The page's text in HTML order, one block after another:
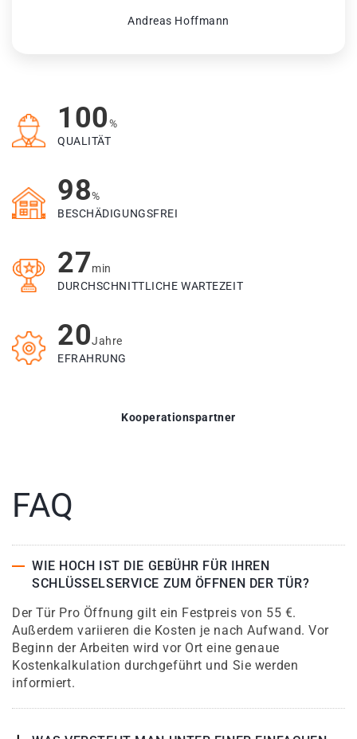
Andreas Hoffmann
100%
QUALITÄT
98%
BESCHÄDIGUNGSFREI
27min
DURCHSCHNITTLICHE WARTEZEIT
20Jahre
EFRAHRUNG
Kooperationspartner
FAQ
WIE HOCH IST DIE GEBÜHR FÜR IHREN
SCHLÜSSELSERVICE ZUM ÖFFNEN DER TÜR?
Der Tür Pro Öffnung gilt ein Festpreis von 55 €.
Außerdem variieren die Kosten je nach Aufwand. Vor
Beginn der Arbeiten wird vor Ort eine genaue
Kostenkalkulation durchgeführt und Sie werden
informiert.